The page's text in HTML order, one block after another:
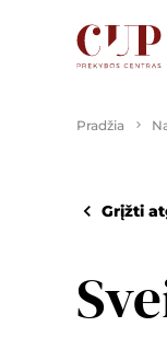
Pradžia
Grįžti